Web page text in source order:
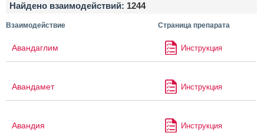
Найдено взаимодействий: 1244
Взаимодействие Страница препарата
Авандаглим Инструкция
Авандамет Инструкция
Авандия Инструкция